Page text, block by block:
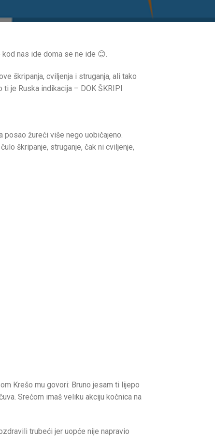
nas ide doma se ne ide 😊.
škripanja, cviljenja i struganja, ali tako
je Ruska indikacija – DOK ŠKRIPI
posao žureći više nego uobičajeno.
škripanje, struganje, čak ni cviljenje,
Krešo mu govori: Bruno jesam ti lijepo
Srećom imaš veliku akciju kočnica na
trubeći jer uopće nije napravio